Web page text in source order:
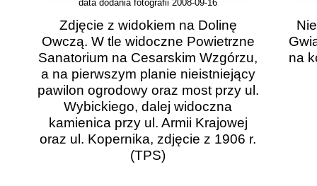
data dodania fotografii 2008-09-16
Zdjęcie z widokiem na Dolinę
Owczą. W tle widoczne Powietrzne
Sanatorium na Cesarskim Wzgórzu,
a na pierwszym planie nieistniejący
pawilon ogrodowy oraz most przy ul.
Wybickiego, dalej widoczna
kamienica przy ul. Armii Krajowej
oraz ul. Kopernika, zdjęcie z 1906 r.
(TPS)
na